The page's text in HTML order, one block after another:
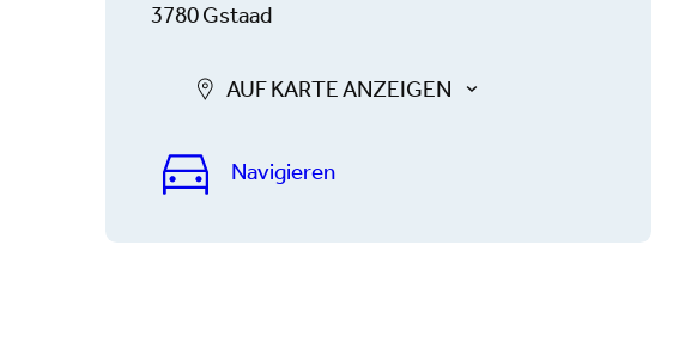
3780 Gstaad
AUF KARTE ANZEIGEN
Navigieren